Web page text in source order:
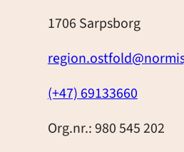
1706 Sarpsborg
(+47) 69133660
Org.nr.: 980 545 202